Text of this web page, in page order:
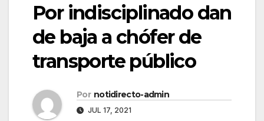
Por indisciplinado dan
de baja a chófer de
transporte público
Por notidirecto-admin
JUL 17, 2021